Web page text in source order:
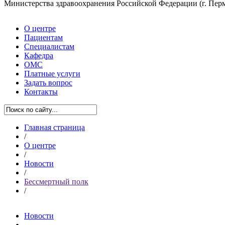
Министерства здравоохранения Российской Федерации (г.
О центре
Пациентам
Специалистам
Кафедра
ОМС
Платные услуги
Задать вопрос
Контакты
Главная страница
/
О центре
/
Новости
/
Бессмертный полк
/
Новости